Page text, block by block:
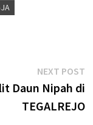
NEXT POST
Daun Nipah di
TEGALREJO